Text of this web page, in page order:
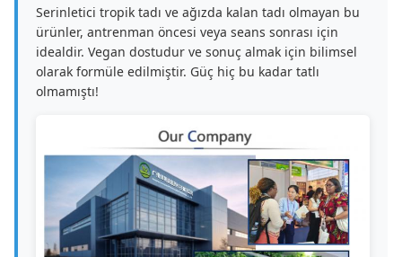
Serinletici tropik tadı ve ağızda kalan tadı olmayan bu
ürünler, antrenman öncesi veya seans sonrası için
idealdir. Vegan dostudur ve sonuç almak için bilimsel
olarak formüle edilmiştir. Güç hiç bu kadar tatlı
olmamıştı!